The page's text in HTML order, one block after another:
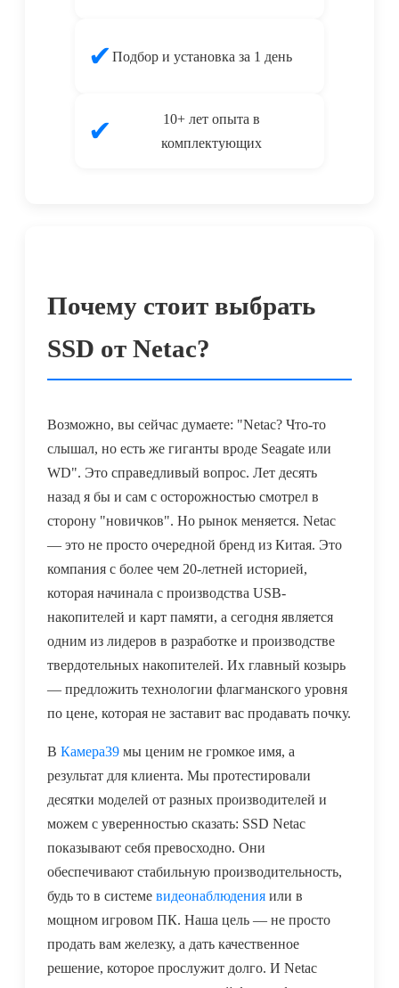
✔ Подбор и установка за 1 день
✔
10+ лет опыта в
комплектующих
Почему стоит выбрать
SSD от Netac?
Возможно, вы сейчас думаете: "Netac? Что-то
слышал, но есть же гиганты вроде Seagate или
WD". Это справедливый вопрос. Лет десять
назад я бы и сам с осторожностью смотрел в
сторону "новичков". Но рынок меняется. Netac
— это не просто очередной бренд из Китая. Это
компания с более чем 20-летней историей,
которая начинала с производства USB-
накопителей и карт памяти, а сегодня является
одним из лидеров в разработке и производстве
твердотельных накопителей. Их главный козырь
— предложить технологии флагманского уровня
по цене, которая не заставит вас продавать почку.
В Камера39 мы ценим не громкое имя, а
результат для клиента. Мы протестировали
десятки моделей от разных производителей и
можем с уверенностью сказать: SSD Netac
показывают себя превосходно. Они
обеспечивают стабильную производительность,
будь то в системе видеонаблюдения или в
мощном игровом ПК. Наша цель — не просто
продать вам железку, а дать качественное
решение, которое прослужит долго. И Netac